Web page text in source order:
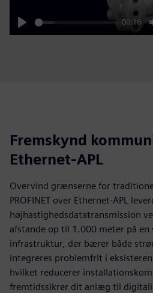
Play
00:16
Fremskynd
Ethernet-APL
Overvind grænserne for
PROFINET over Ethernet-APL
højhastighedsdatatransmission
afstande op til 1.000 meter på en
infrastruktur, der bærer både
integreres problemfrit i
hvilket reducerer
fremtidssikrer dit anlæg til